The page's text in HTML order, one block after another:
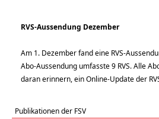
RVS-Aussendung Dezember
Am 1. Dezember fand eine RVS-
Abo-Aussendung umfasste 9 RVS. Alle
daran erinnern, ein Online-Update der
Publikationen der FSV